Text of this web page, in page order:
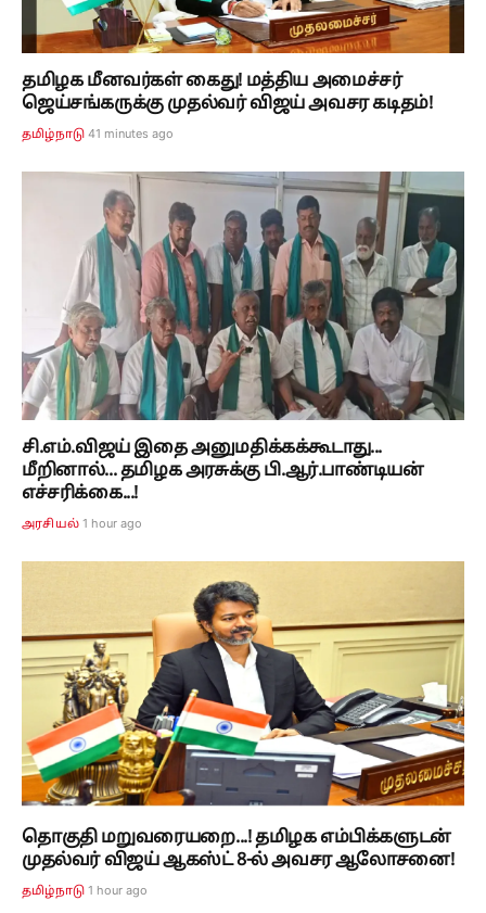
தமிழக மீனவர்கள் கைது! மத்திய அமைச்சர்
ஜெய்சங்கருக்கு முதல்வர் விஜய் அவசர கடிதம்!
தமிழ்நாடு 41 minutes ago
சி.எம்.விஜய் இதை அனுமதிக்கக்கூடாது...
மீறினால்... தமிழக அரசுக்கு பி.ஆர்.பாண்டியன்
எச்சரிக்கை...!
அரசியல் 1 hour ago
தொகுதி மறுவரையறை...! தமிழக எம்பிக்களுடன்
முதல்வர் விஜய் ஆகஸ்ட் 8-ல் அவசர ஆலோசனை!
தமிழ்நாடு 1 hour ago